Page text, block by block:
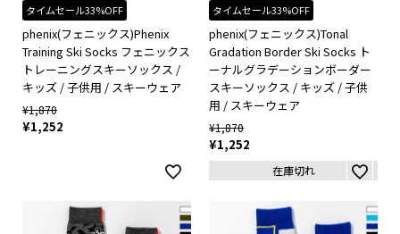
タイムセール33%OFF
phenix(フェニックス)Phenix
Training Ski Socks フェニックス
トレーニングスキーソックス /
キッズ / 子供用 / スキーウェア
¥1,870
¥1,252
タイムセール33%OFF
phenix(フェニックス)Tonal
Gradation Border Ski Socks ト
ーナルグラデーションボーダー
スキーソックス / キッズ / 子供
用 / スキーウェア
¥1,870
¥1,252
在庫切れ